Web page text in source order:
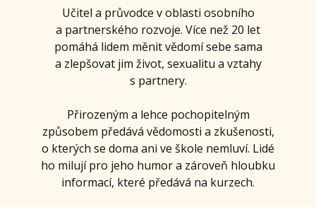
Učitel a průvodce v oblasti osobního
a partnerského rozvoje. Více než 20 let
pomáhá lidem měnit vědomí sebe sama
a zlepšovat jim život, sexualitu a vztahy
s partnery.
Přirozeným a lehce pochopitelným
způsobem předává vědomosti a zkušenosti,
o kterých se doma ani ve škole nemluví. Lidé
ho milují pro jeho humor a zároveň hloubku
informací, které předává na kurzech.